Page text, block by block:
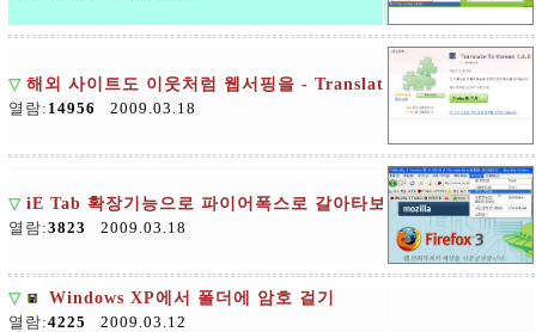
▽ 해외 사이트도 이웃처럼 웹서핑을 - Translate To Korean 파이
열람: 14956 2009.03.18
▽ iE Tab 확장기능으로 파이어폭스로 갈아타보자
열람:3823 2009.03.18
▽
Windows XP에서 폴더에 암호 걸기
열람:4225 2009.03.12